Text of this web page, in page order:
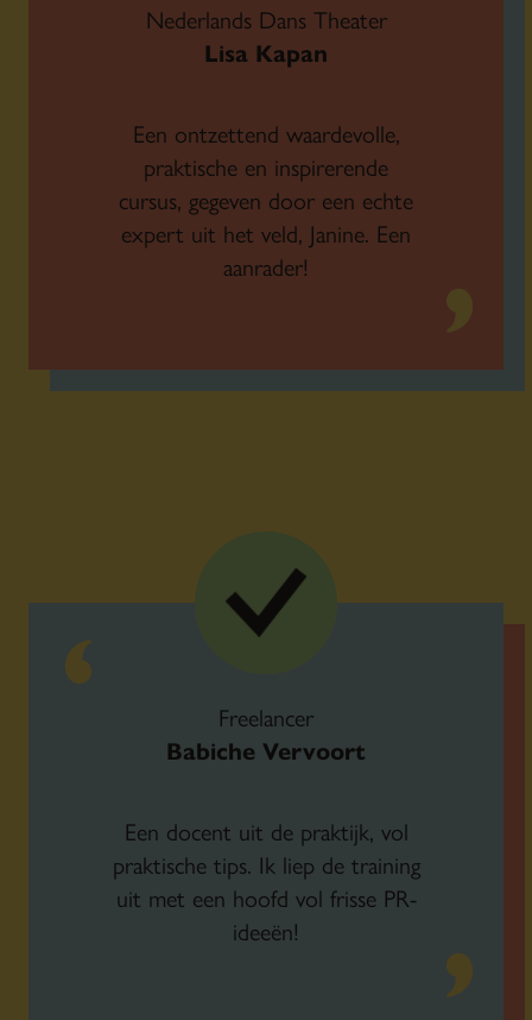
Nederlands Dans Theater
Lisa Kapan
Een ontzettend waardevolle,
praktische en inspirerende
cursus, gegeven door een echte
expert uit het veld, Janine. Een
aanrader!
Freelancer
Babiche Vervoort
Een docent uit de praktijk, vol
praktische tips. Ik liep de training
uit met een hoofd vol frisse PR-
ideeën!